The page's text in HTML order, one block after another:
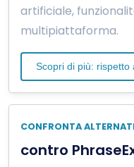
artificiale,
multipiattaforma.
Scopri di più: rispetto
CONFRONTA
contro